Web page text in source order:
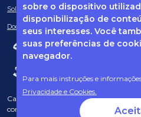
sobre o dispositivo
disponibilização de
seus interesses. Você
suas preferências de
navegador.
Para mais instruções e
Privacidade e Cookies.
Solicitação de informações
Documentos obrigatórios
Caso tenha dúvidas sobre Privacidade
contato com o nosso DPO